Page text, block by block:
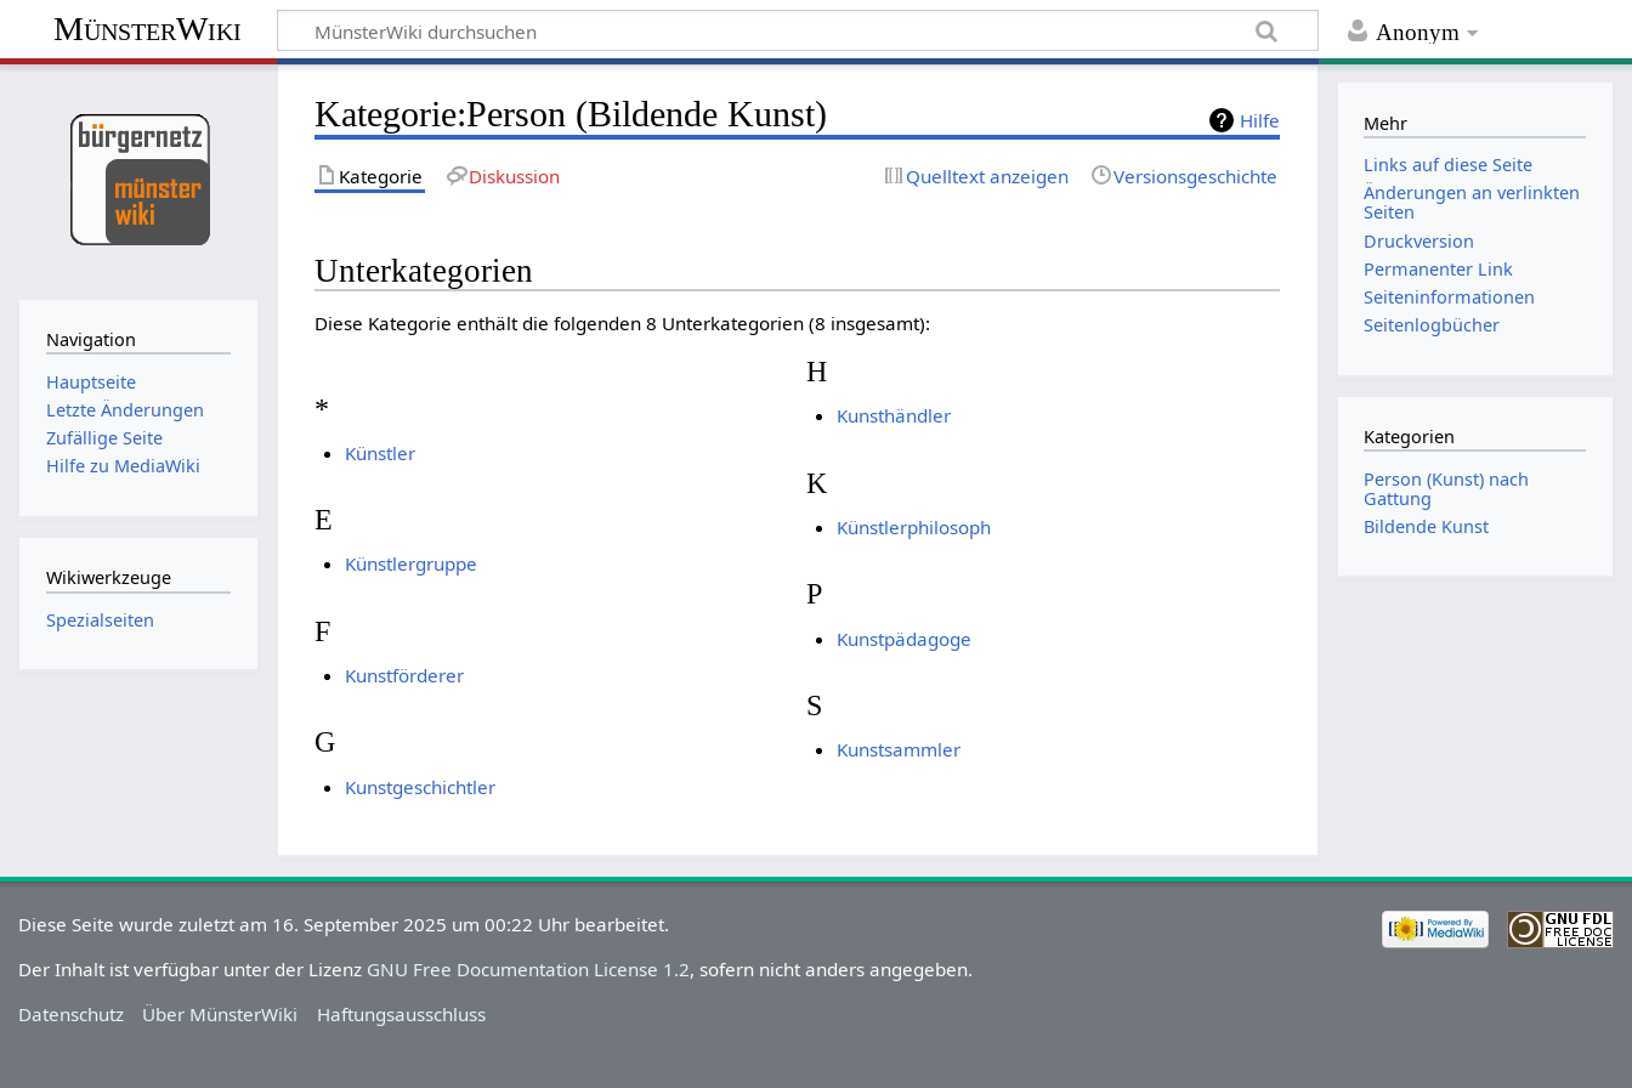
Anonym
MünsterWiki
Hilfe
Kategorie:Person (Bildende Kunst)
Kategorie Diskussion Quelltext anzeigen Versionsgeschichte
Unterkategorien
Diese Kategorie enthält die folgenden 8 Unterkategorien (8 insgesamt):
*
Künstler
E
Künstlergruppe
F
Kunstförderer
G
Kunstgeschichtler
H
Kunsthändler
K
Künstlerphilosoph
P
Kunstpädagoge
S
Kunstsammler
Navigation
Hauptseite
Letzte Änderungen
Zufällige Seite
Hilfe zu MediaWiki
Wikiwerkzeuge
Spezialseiten
Mehr
Links auf diese Seite
Änderungen an verlinkten
Seiten
Druckversion
Permanenter Link
Seiten­informationen
Seitenlogbücher
Kategorien
Person (Kunst) nach
Gattung
Bildende Kunst
Diese Seite wurde zuletzt am 16. September 2025 um 00:22 Uhr bearbeitet.
Der Inhalt ist verfügbar unter der Lizenz GNU Free Documentation License 1.2, sofern nicht anders angegeben.
Datenschutz
Über MünsterWiki Haftungsausschluss